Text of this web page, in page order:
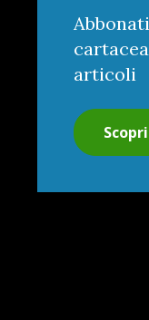
articoli